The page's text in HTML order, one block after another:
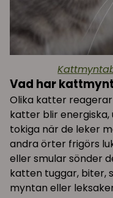
Vad har
Olika katter
katter blir
tokiga när de leker
andra örter frigörs
eller smular sönder
katten tuggar, biter,
myntan eller